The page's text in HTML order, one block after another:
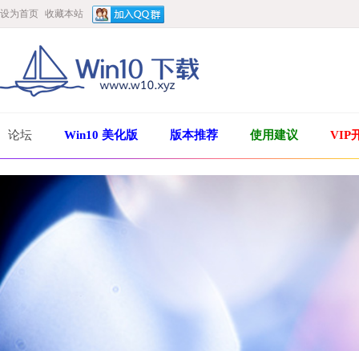
设为首页 收藏本站
论坛 Win10 美化版 版本推荐 使用建议 VIP